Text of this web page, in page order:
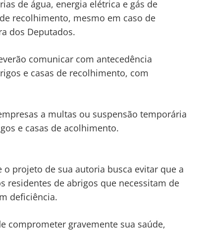
de água, energia elétrica e gás de
recolhimento, mesmo em caso de
dos Deputados.
comunicar com antecedência
e casas de recolhimento, com
a multas ou suspensão temporária
e casas de acolhimento.
o projeto de sua autoria busca evitar que a
residentes de abrigos que necessitam de
deficiência.
comprometer gravemente sua saúde,